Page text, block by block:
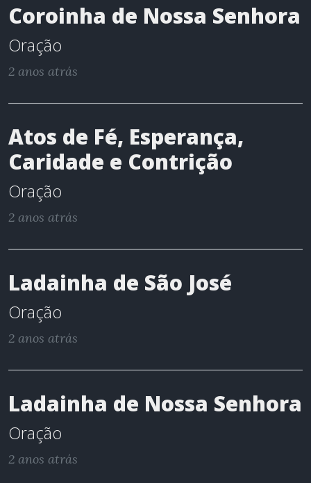
Coroinha de Nossa Senhora
Oração
2 anos atrás
Atos de Fé, Esperança,
Caridade e Contrição
Oração
2 anos atrás
Ladainha de São José
Oração
2 anos atrás
Ladainha de Nossa Senhora
Oração
2 anos atrás